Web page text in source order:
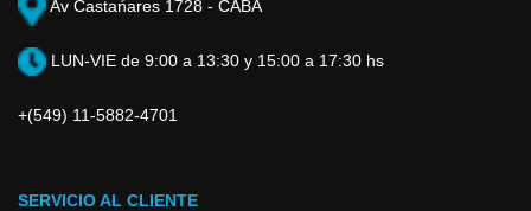
Av Castańares 1728 - CABA
LUN-VIE de 9:00 a 13:30 y 15:00 a 17:30 hs
+(549) 11-5882-4701
SERVICIO AL CLIENTE